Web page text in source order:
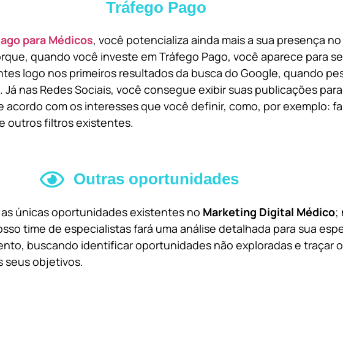
Tráfego Pago
para Médicos, você potencializa ainda mais a sua presença
quando você investe em Tráfego Pago, você aparece para
logo nos primeiros resultados da busca do Google, quando
nas Redes Sociais, você consegue exibir suas publicações
com os interesses que você definir, como, por exemplo:
outros filtros existentes.
Outras oportunidades
as únicas oportunidades existentes no Marketing Digital Médico;
time de especialistas fará uma análise detalhada para sua
buscando identificar oportunidades não exploradas e traçar
seus objetivos.